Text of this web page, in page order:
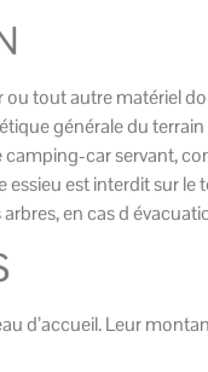
tout autre matériel
générale du
car servant,
est interdit sur le
en cas d
d’accueil. Leur